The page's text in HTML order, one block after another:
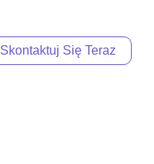
Skontaktuj Się Teraz